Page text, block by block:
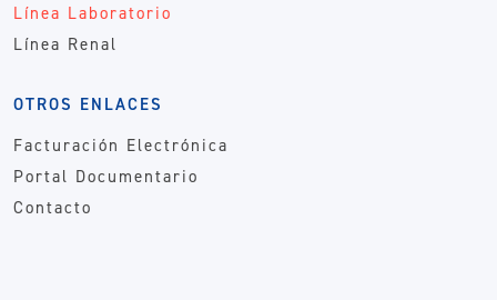
Línea Laboratorio
Línea Renal
OTROS ENLACES
Facturación Electrónica
Portal Documentario
Contacto